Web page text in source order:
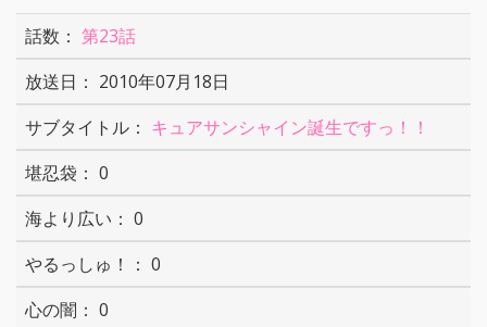
第23話
2010年07月18日
キュアサンシャイン誕生ですっ！！
0
0
0
0